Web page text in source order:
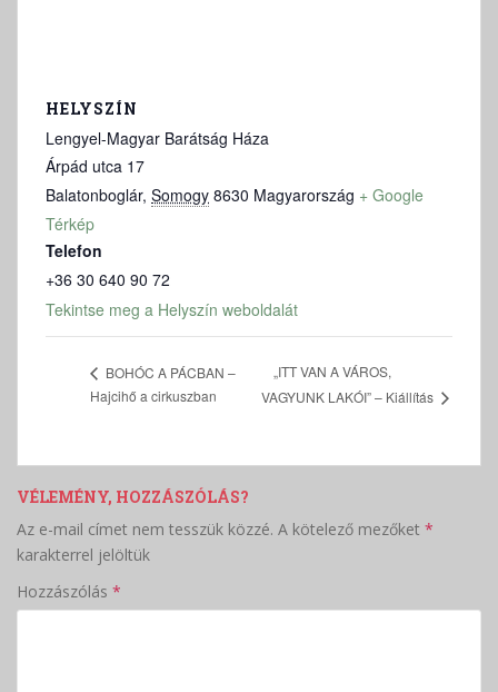
HELYSZÍN
Lengyel-Magyar Barátság Háza
Árpád utca 17
Balatonboglár, Somogy 8630 Magyarország + Google
Térkép
Telefon
+36 30 640 90 72
Tekintse meg a Helyszín weboldalát
BOHÓC A PÁCBAN –
Hajcihő a cirkuszban
„ITT VAN A VÁROS,
VAGYUNK LAKÓI” – Kiállítás
VÉLEMÉNY, HOZZÁSZÓLÁS?
Az e-mail címet nem tesszük közzé. A kötelező mezőket *
karakterrel jelöltük
Hozzászólás *